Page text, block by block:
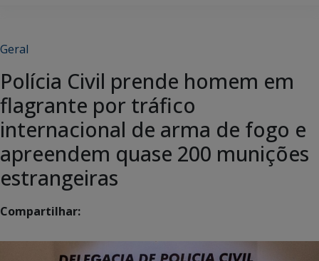
Geral
Polícia Civil prende homem em
flagrante por tráfico
internacional de arma de fogo e
apreendem quase 200 munições
estrangeiras
Compartilhar: